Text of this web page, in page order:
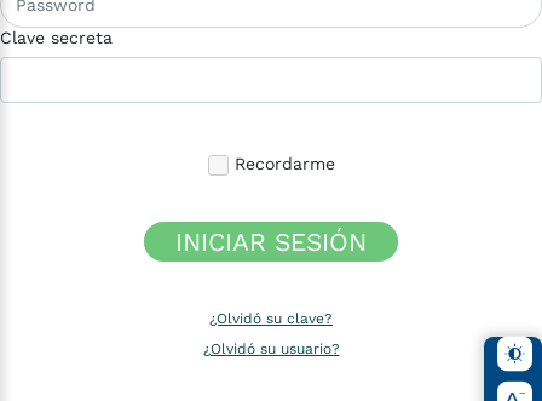
Clave secreta
Recordarme
INICIAR SESIÓN
¿Olvidó su clave?
¿Olvidó su usuario?